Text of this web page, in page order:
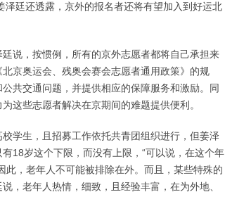
廷还透露，京外的报名者还将有望加入到好运北
，按惯例，所有的京外志愿者都将自己承担来
京奥运会、残奥会赛会志愿者通用政策》的规
共交通问题，并提供相应的保障服务和激励。同
这些志愿者解决在京期间的难题提供便利。
生，且招募工作依托共青团组织进行，但姜泽
18岁这个下限，而没有上限，“可以说，在这个年
此，老年人不可能被排除在外。而且，某些特殊的
，老年人热情，细致，且经验丰富，在为外地、